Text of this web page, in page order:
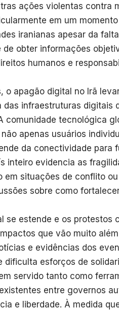
ações violentas contra
em um
iranianas apesar da
obter informações
humanos e
o apagão digital no Irã
infraestruturas digitais
comunidade tecnológica
apenas usuários
da conectividade para
inteiro evidencia as
em situações de conflito
sobre como
se estende e os protestos
que vão muito
e evidências dos
dificulta esforços de
servido tanto como
entre governos
e liberdade. À medida